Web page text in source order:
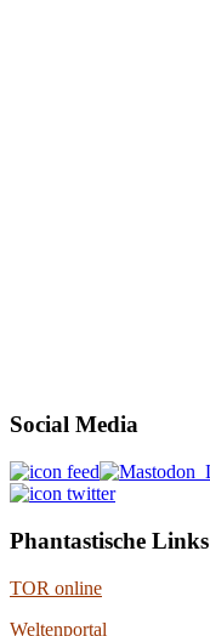
Social Media
Phantastische Links
TOR online
Weltenportal